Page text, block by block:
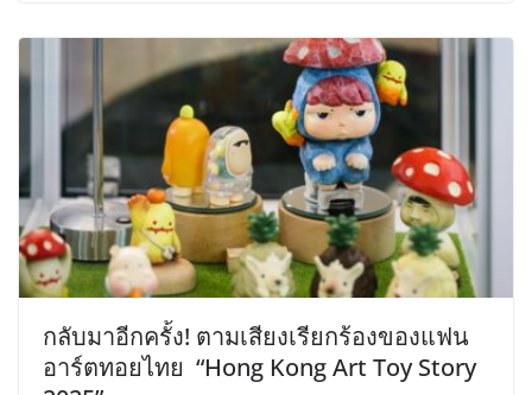
กลับมาอีกครั้ง! ตามเสียงเรียกร้องของแฟน
อาร์ตทอยไทย “Hong Kong Art Toy Story